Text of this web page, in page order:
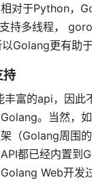
对于Python，
持多线程，
Golang更有助
持
富的api，因此
。当然，
（Golang周围
都已经内置到
Web开发